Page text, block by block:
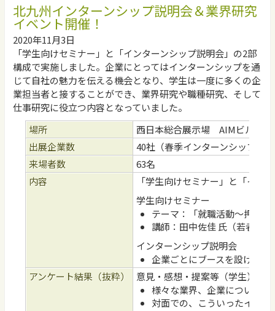
北九州インターンシップ説明会＆業界研究
イベント開催！
2020年11月3日
「学生向けセミナー」と「インターンシップ説明会」の2部
構成で実施しました。企業にとってはインターンシップを通
じて自社の魅力を伝える機会となり、学生は一度に多くの企
業担当者と接することができ、業界研究や職種研究、そして
仕事研究に役立つ内容となっていました。
場所
西日本総合展示場 AIMビル3階
出展企業数
40社（春季インターンシップ参
来場者数
63名
内容
「学生向けセミナー」と「イン
学生向けセミナー
テーマ：「就職活動～押さ
講師：田中佐佳 氏（若者ワ
インターンシップ説明会
企業ごとにブースを設け、
アンケート結果（抜粋）
意見・感想・提案等（学生）
様々な業界、企業について
対面での、こういったイベ